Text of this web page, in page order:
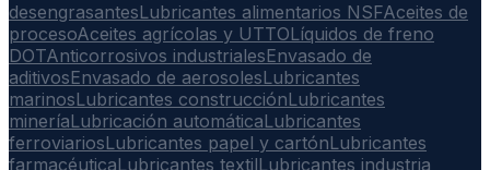
desengrasantesLubricantes alimentarios NSFAceites de
procesoAceites agrícolas y UTTOLíquidos de freno
DOTAnticorrosivos industrialesEnvasado de
aditivosEnvasado de aerosolesLubricantes
marinosLubricantes construcciónLubricantes
mineríaLubricación automáticaLubricantes
ferroviariosLubricantes papel y cartónLubricantes
farmacéuticaLubricantes textilLubricantes industria